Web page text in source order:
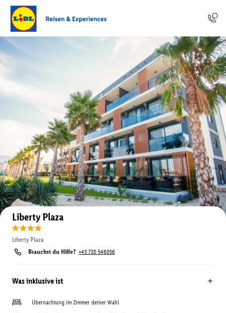
Auf der Karte anzeigen
Liberty Plaza
Liberty Plaza
Brauchst du Hilfe? +43 720 546056
Was inklusive ist
Übernachtung im Zimmer deiner Wahl